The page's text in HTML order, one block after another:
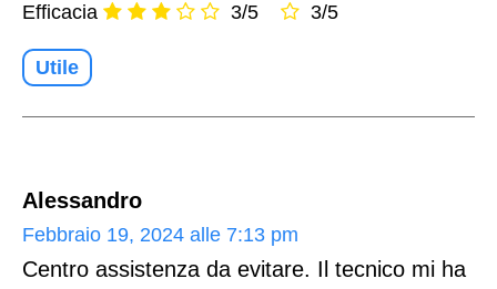
Efficacia
3/5
3/5
Utile
Alessandro
Febbraio 19, 2024 alle 7:13 pm
Centro assistenza da evitare. Il tecnico mi ha